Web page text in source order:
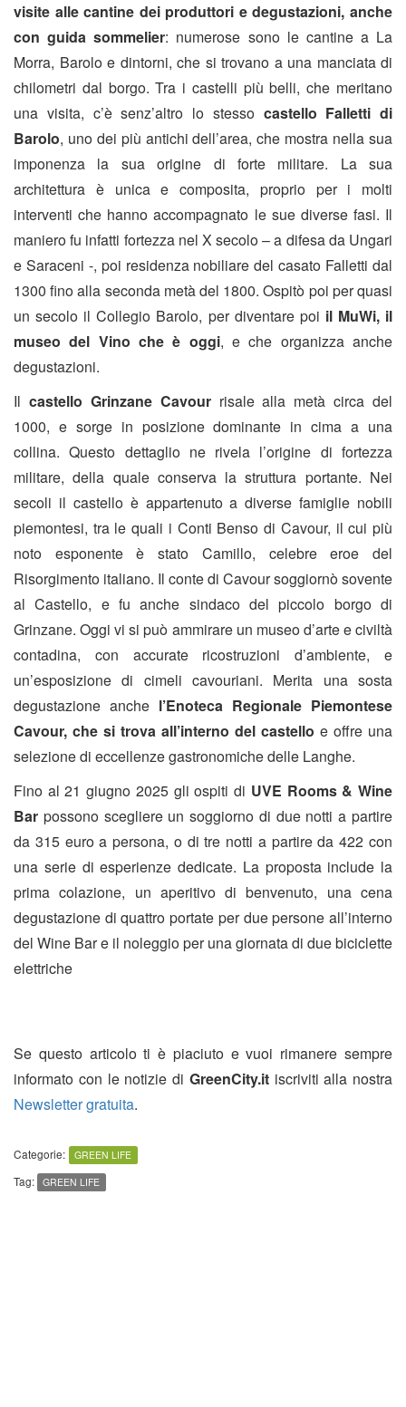
visite alle cantine dei produttori e degustazioni, anche
con guida sommelier: numerose sono le cantine a La
Morra, Barolo e dintorni, che si trovano a una manciata di
chilometri dal borgo. Tra i castelli più belli, che meritano
una visita, c’è senz’altro lo stesso castello Falletti di
Barolo, uno dei più antichi dell’area, che mostra nella sua
imponenza la sua origine di forte militare. La sua
architettura è unica e composita, proprio per i molti
interventi che hanno accompagnato le sue diverse fasi. Il
maniero fu infatti fortezza nel X secolo – a difesa da Ungari
e Saraceni -, poi residenza nobiliare del casato Falletti dal
1300 fino alla seconda metà del 1800. Ospitò poi per quasi
un secolo il Collegio Barolo, per diventare poi il MuWi, il
museo del Vino che è oggi, e che organizza anche
degustazioni.
Il castello Grinzane Cavour risale alla metà circa del
1000, e sorge in posizione dominante in cima a una
collina. Questo dettaglio ne rivela l’origine di fortezza
militare, della quale conserva la struttura portante. Nei
secoli il castello è appartenuto a diverse famiglie nobili
piemontesi, tra le quali i Conti Benso di Cavour, il cui più
noto esponente è stato Camillo, celebre eroe del
Risorgimento italiano. Il conte di Cavour soggiornò sovente
al Castello, e fu anche sindaco del piccolo borgo di
Grinzane. Oggi vi si può ammirare un museo d’arte e civiltà
contadina, con accurate ricostruzioni d’ambiente, e
un’esposizione di cimeli cavouriani. Merita una sosta
degustazione anche l’Enoteca Regionale Piemontese
Cavour, che si trova all’interno del castello e offre una
selezione di eccellenze gastronomiche delle Langhe.
Fino al 21 giugno 2025 gli ospiti di UVE Rooms & Wine
Bar possono scegliere un soggiorno di due notti a partire
da 315 euro a persona, o di tre notti a partire da 422 con
una serie di esperienze dedicate. La proposta include la
prima colazione, un aperitivo di benvenuto, una cena
degustazione di quattro portate per due persone all’interno
del Wine Bar e il noleggio per una giornata di due biciclette
elettriche
Se questo articolo ti è piaciuto e vuoi rimanere sempre
informato con le notizie di GreenCity.itiscriviti alla nostra
Newsletter gratuita.
Categorie: GREEN LIFE
Tag: GREEN LIFE